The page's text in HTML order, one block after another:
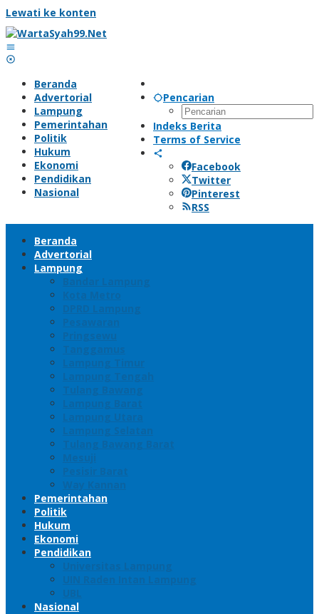
Lewati ke konten
Pencarian
Indeks Berita
Terms of Service
Facebook
Twitter
Pinterest
RSS
Beranda
Advertorial
Lampung
Pemerintahan
Politik
Hukum
Ekonomi
Pendidikan
Nasional
Beranda
Advertorial
Lampung
Bandar Lampung
Kota Metro
DPRD Lampung
Pesawaran
Pringsewu
Tanggamus
Lampung Timur
Lampung Tengah
Tulang Bawang
Lampung Barat
Lampung Utara
Lampung Selatan
Tulang Bawang Barat
Mesuji
Pesisir Barat
Way Kannan
Pemerintahan
Politik
Hukum
Ekonomi
Pendidikan
Universitas Lampung
UIN Raden Intan Lampung
UBL
Nasional